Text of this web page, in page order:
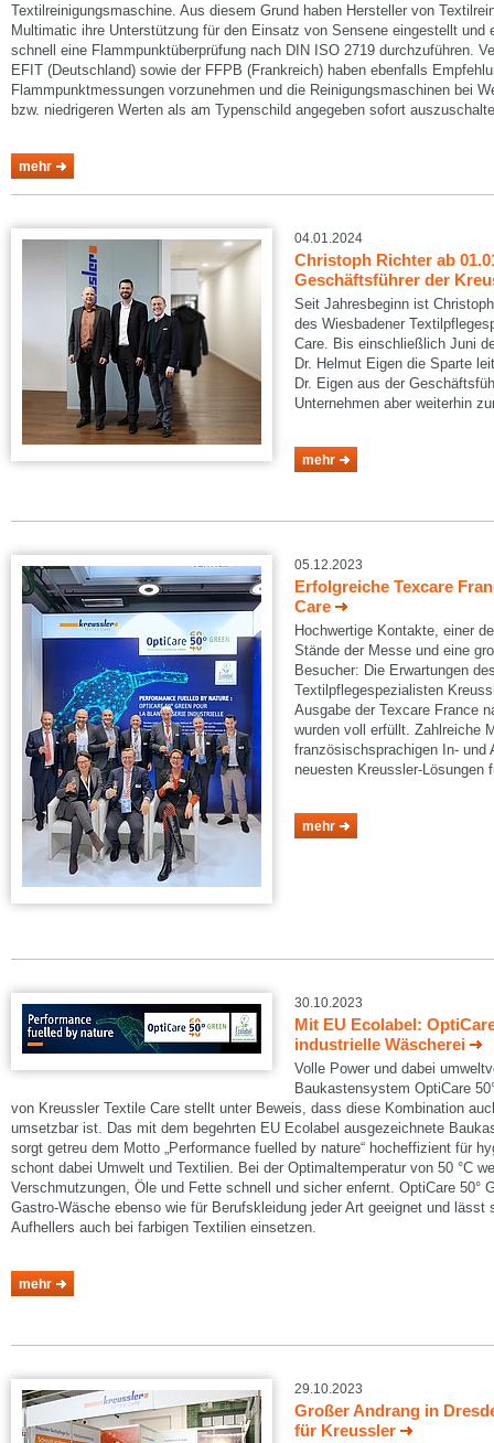
Textilreinigungsmaschine. Aus diesem Grund haben Hersteller von
Multimatic ihre Unterstützung für den Einsatz von Sensene eingestellt und
schnell eine Flammpunktüberprüfung nach DIN ISO 2719 durchzuführen.
EFIT (Deutschland) sowie der FFPB (Frankreich) haben ebenfalls
Flammpunktmessungen vorzunehmen und die Reinigungsmaschinen bei
bzw. niedrigeren Werten als am Typenschild angegeben sofort
mehr
04.01.2024
Christoph Richter ab
Geschäftsführer der
Seit Jahresbeginn ist
des Wiesbadener
Care. Bis einschließlich Juni
Dr. Helmut Eigen die Sparte
Dr. Eigen aus der
Unternehmen aber weiterhin
mehr
05.12.2023
Erfolgreiche Texcare
Care
Hochwertige Kontakte, einer
Stände der Messe und eine
Besucher: Die Erwartungen
Textilpflegespezialisten
Ausgabe der Texcare France
wurden voll erfüllt. Zahlreiche
französischsprachigen In- und
neuesten Kreussler-Lösungen
mehr
30.10.2023
Mit EU Ecolabel:
industrielle Wäscherei
Volle Power und dabei
Baukastensystem OptiCare
von Kreussler Textile Care stellt unter Beweis, dass diese Kombination
umsetzbar ist. Das mit dem begehrten EU Ecolabel ausgezeichnete
sorgt getreu dem Motto „Performance fuelled by nature“ hocheffizient für
schont dabei Umwelt und Textilien. Bei der Optimaltemperatur von 50 °C
Verschmutzungen, Öle und Fette schnell und sicher enfernt. OptiCare 50°
Gastro-Wäsche ebenso wie für Berufskleidung jeder Art geeignet und lässt
Aufhellers auch bei farbigen Textilien einsetzen.
mehr
29.10.2023
Großer Andrang in
für Kreussler